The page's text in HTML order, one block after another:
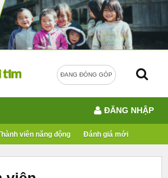
ĐANG ĐÓNG GÓP
viên năng động Đánh giá mới
ĐĂNG NHẬP